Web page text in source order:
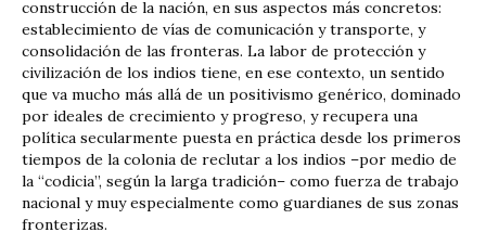
construcción de la nación, en sus aspectos más concretos:
establecimiento de vías de comunicación y transporte, y
consolidación de las fronteras. La labor de protección y
civilización de los indios tiene, en ese contexto, un sentido
que va mucho más allá de un positivismo genérico, dominado
por ideales de crecimiento y progreso, y recupera una
política secularmente puesta en práctica desde los primeros
tiempos de la colonia de reclutar a los indios –por medio de
la “codicia”, según la larga tradición– como fuerza de trabajo
nacional y muy especialmente como guardianes de sus zonas
fronterizas.